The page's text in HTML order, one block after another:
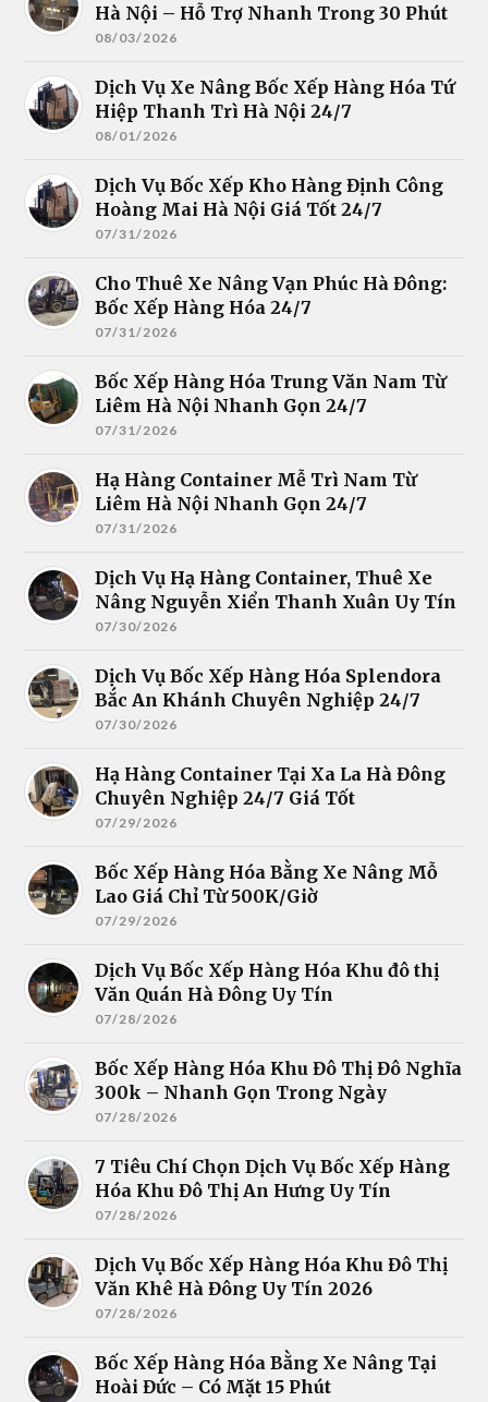
Hà Nội – Hỗ Trợ Nhanh Trong 30 Phút
08/03/2026
Dịch Vụ Xe Nâng Bốc Xếp Hàng Hóa Tứ
Hiệp Thanh Trì Hà Nội 24/7
08/01/2026
Dịch Vụ Bốc Xếp Kho Hàng Định Công
Hoàng Mai Hà Nội Giá Tốt 24/7
07/31/2026
Cho Thuê Xe Nâng Vạn Phúc Hà Đông:
Bốc Xếp Hàng Hóa 24/7
07/31/2026
Bốc Xếp Hàng Hóa Trung Văn Nam Từ
Liêm Hà Nội Nhanh Gọn 24/7
07/31/2026
Hạ Hàng Container Mễ Trì Nam Từ
Liêm Hà Nội Nhanh Gọn 24/7
07/31/2026
Dịch Vụ Hạ Hàng Container, Thuê Xe
Nâng Nguyễn Xiển Thanh Xuân Uy Tín
07/30/2026
Dịch Vụ Bốc Xếp Hàng Hóa Splendora
Bắc An Khánh Chuyên Nghiệp 24/7
07/30/2026
Hạ Hàng Container Tại Xa La Hà Đông
Chuyên Nghiệp 24/7 Giá Tốt
07/29/2026
Bốc Xếp Hàng Hóa Bằng Xe Nâng Mỗ
Lao Giá Chỉ Từ 500K/Giờ
07/29/2026
Dịch Vụ Bốc Xếp Hàng Hóa Khu đô thị
Văn Quán Hà Đông Uy Tín
07/28/2026
Bốc Xếp Hàng Hóa Khu Đô Thị Đô Nghĩa
300k – Nhanh Gọn Trong Ngày
07/28/2026
7 Tiêu Chí Chọn Dịch Vụ Bốc Xếp Hàng
Hóa Khu Đô Thị An Hưng Uy Tín
07/28/2026
Dịch Vụ Bốc Xếp Hàng Hóa Khu Đô Thị
Văn Khê Hà Đông Uy Tín 2026
07/28/2026
Bốc Xếp Hàng Hóa Bằng Xe Nâng Tại
Hoài Đức – Có Mặt 15 Phút